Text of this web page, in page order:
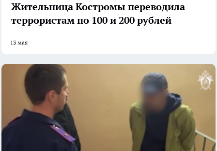
Жительница Костромы переводила
террористам по 100 и 200 рублей
13 мая